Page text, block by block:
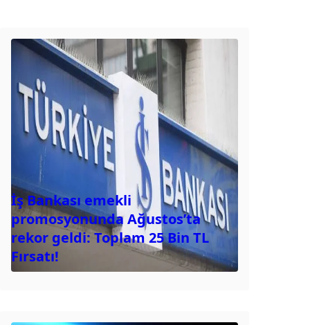
İş Bankası emekli
promosyonunda Ağustos’ta
rekor geldi: Toplam 25 Bin TL
Fırsatı!